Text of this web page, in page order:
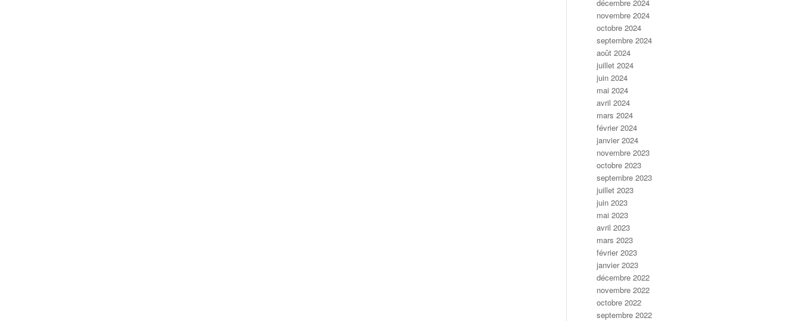
décembre 2024
novembre 2024
octobre 2024
septembre 2024
août 2024
juillet 2024
juin 2024
mai 2024
avril 2024
mars 2024
février 2024
janvier 2024
novembre 2023
octobre 2023
septembre 2023
juillet 2023
juin 2023
mai 2023
avril 2023
mars 2023
février 2023
janvier 2023
décembre 2022
novembre 2022
octobre 2022
septembre 2022